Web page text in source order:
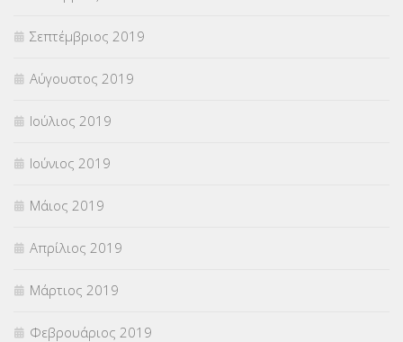
Σεπτέμβριος 2019
Αύγουστος 2019
Ιούλιος 2019
Ιούνιος 2019
Μάιος 2019
Απρίλιος 2019
Μάρτιος 2019
Φεβρουάριος 2019